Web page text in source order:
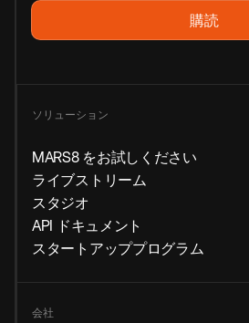
ソリューション
MARS8 をお試しください
ライブストリーム
スタジオ
API ドキュメント
スタートアッププログラム
会社